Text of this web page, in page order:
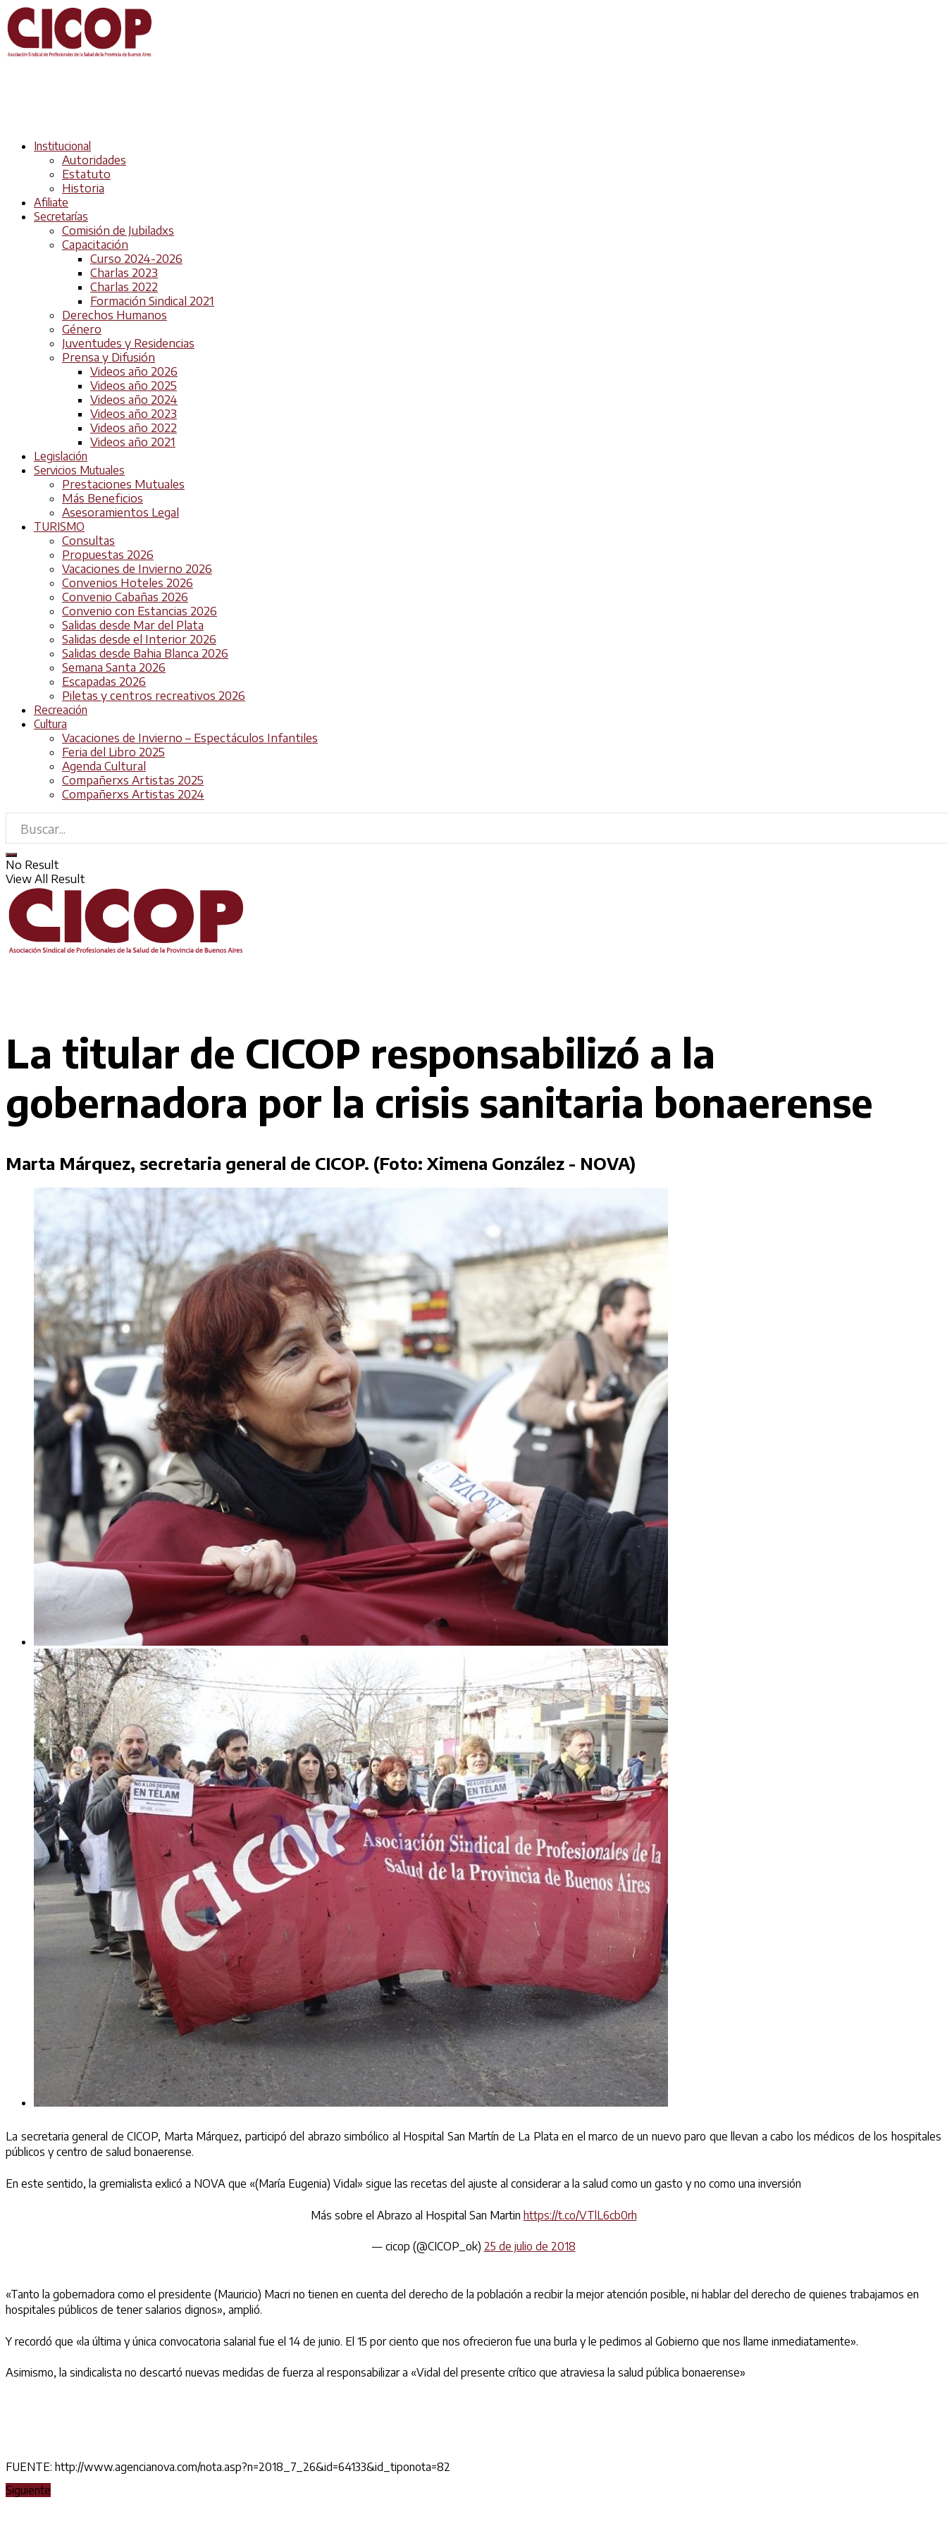
Institucional
Autoridades
Estatuto
Historia
Afiliate
Secretarías
Comisión de Jubiladxs
Capacitación
Curso 2024-2026
Charlas 2023
Charlas 2022
Formación Sindical 2021
Derechos Humanos
Género
Juventudes y Residencias
Prensa y Difusión
Videos año 2026
Videos año 2025
Videos año 2024
Videos año 2023
Videos año 2022
Videos año 2021
Legislación
Servicios Mutuales
Prestaciones Mutuales
Más Beneficios
Asesoramientos Legal
TURISMO
Consultas
Propuestas 2026
Vacaciones de Invierno 2026
Convenios Hoteles 2026
Convenio Cabañas 2026
Convenio con Estancias 2026
Salidas desde Mar del Plata
Salidas desde el Interior 2026
Salidas desde Bahia Blanca 2026
Semana Santa 2026
Escapadas 2026
Piletas y centros recreativos 2026
Recreación
Cultura
Vacaciones de Invierno – Espectáculos Infantiles
Feria del Libro 2025
Agenda Cultural
Compañerxs Artistas 2025
Compañerxs Artistas 2024
No Result
View All Result
La titular de CICOP responsabilizó a la
gobernadora por la crisis sanitaria bonaerense
Marta Márquez, secretaria general de CICOP. (Foto: Ximena González - NOVA)
La secretaria general de CICOP, Marta Márquez, participó del abrazo simbólico al Hospital San Martín de La Plata en el marco de un nuevo paro que llevan a cabo los médicos de los hospitales
públicos y centro de salud bonaerense.
En este sentido, la gremialista exlicó a NOVA que «(María Eugenia) Vidal» sigue las recetas del ajuste al considerar a la salud como un gasto y no como una inversión
Más sobre el Abrazo al Hospital San Martin https://t.co/VTlL6cb0rh
— cicop (@CICOP_ok) 25 de julio de 2018
«Tanto la gobernadora como el presidente (Mauricio) Macri no tienen en cuenta del derecho de la población a recibir la mejor atención posible, ni hablar del derecho de quienes trabajamos en
hospitales públicos de tener salarios dignos», amplió.
Y recordó que «la última y única convocatoria salarial fue el 14 de junio. El 15 por ciento que nos ofrecieron fue una burla y le pedimos al Gobierno que nos llame inmediatamente».
Asimismo, la sindicalista no descartó nuevas medidas de fuerza al responsabilizar a «Vidal del presente crítico que atraviesa la salud pública bonaerense»
FUENTE: http://www.agencianova.com/nota.asp?n=2018_7_26&id=64133&id_tiponota=82
Siguiente